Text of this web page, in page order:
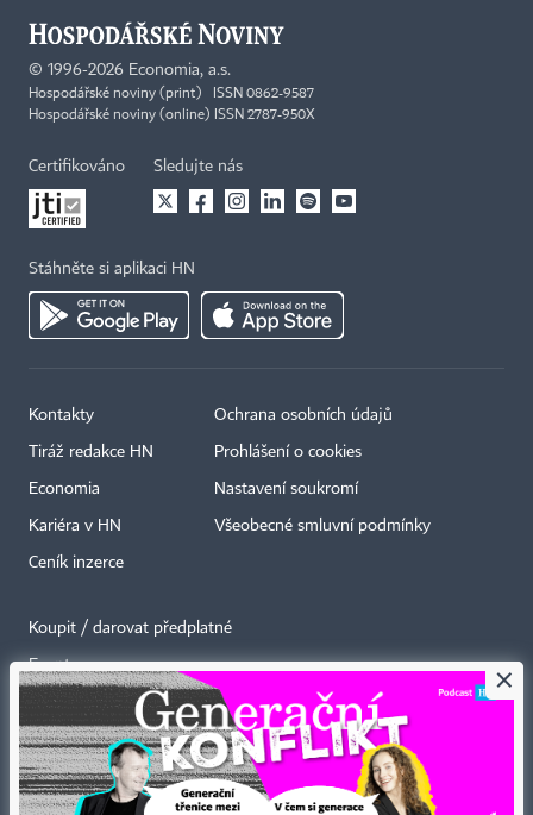
© 1996-2026 Economia, a.s.
Hospodářské noviny (print) ISSN 0862-9587
Hospodářské noviny (online) ISSN 2787-950X
Certifikováno Sledujte nás
Stáhněte si aplikaci HN
Kontakty
Tiráž redakce HN
Economia
Kariéra v HN
Ceník inzerce
Ochrana osobních údajů
Prohlášení o cookies
Nastavení soukromí
Všeobecné smluvní podmínky
Koupit / darovat předplatné
Eventy
Newslettery
RSS kanály
×